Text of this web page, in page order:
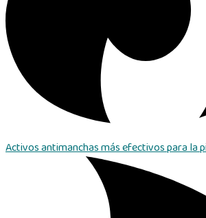
Activos antimanchas más efectivos para la